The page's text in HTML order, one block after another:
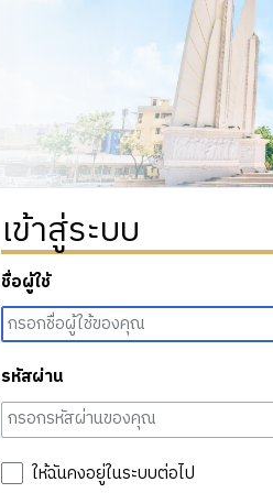
เข้าสู่ระบบ
ชื่อผู้ใช้
รหัสผ่าน
ให้ฉันคงอยู่ในระบบต่อไป